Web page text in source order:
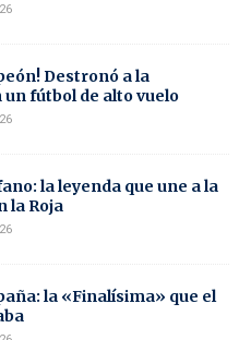
Destronó a la
fútbol de alto vuelo
la leyenda que une a la
la Roja
la «Finalísima» que el